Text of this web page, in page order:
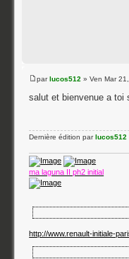
parlucos512 » Ven Mar
salut et bienvenue a toi
Dernière édition parlucos512
ma laguna II ph2 initial
http://www.renault-initiale-